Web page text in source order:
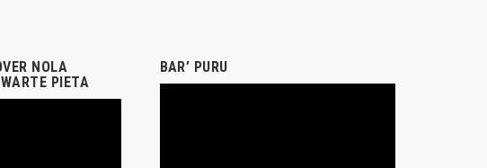
NOLA
PIETA
BAR’ PURU